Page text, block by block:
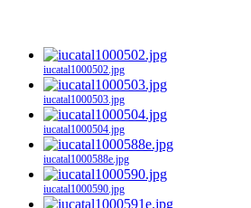
iucatal1000502.jpg
iucatal1000503.jpg
iucatal1000504.jpg
iucatal1000588e.jpg
iucatal1000590.jpg